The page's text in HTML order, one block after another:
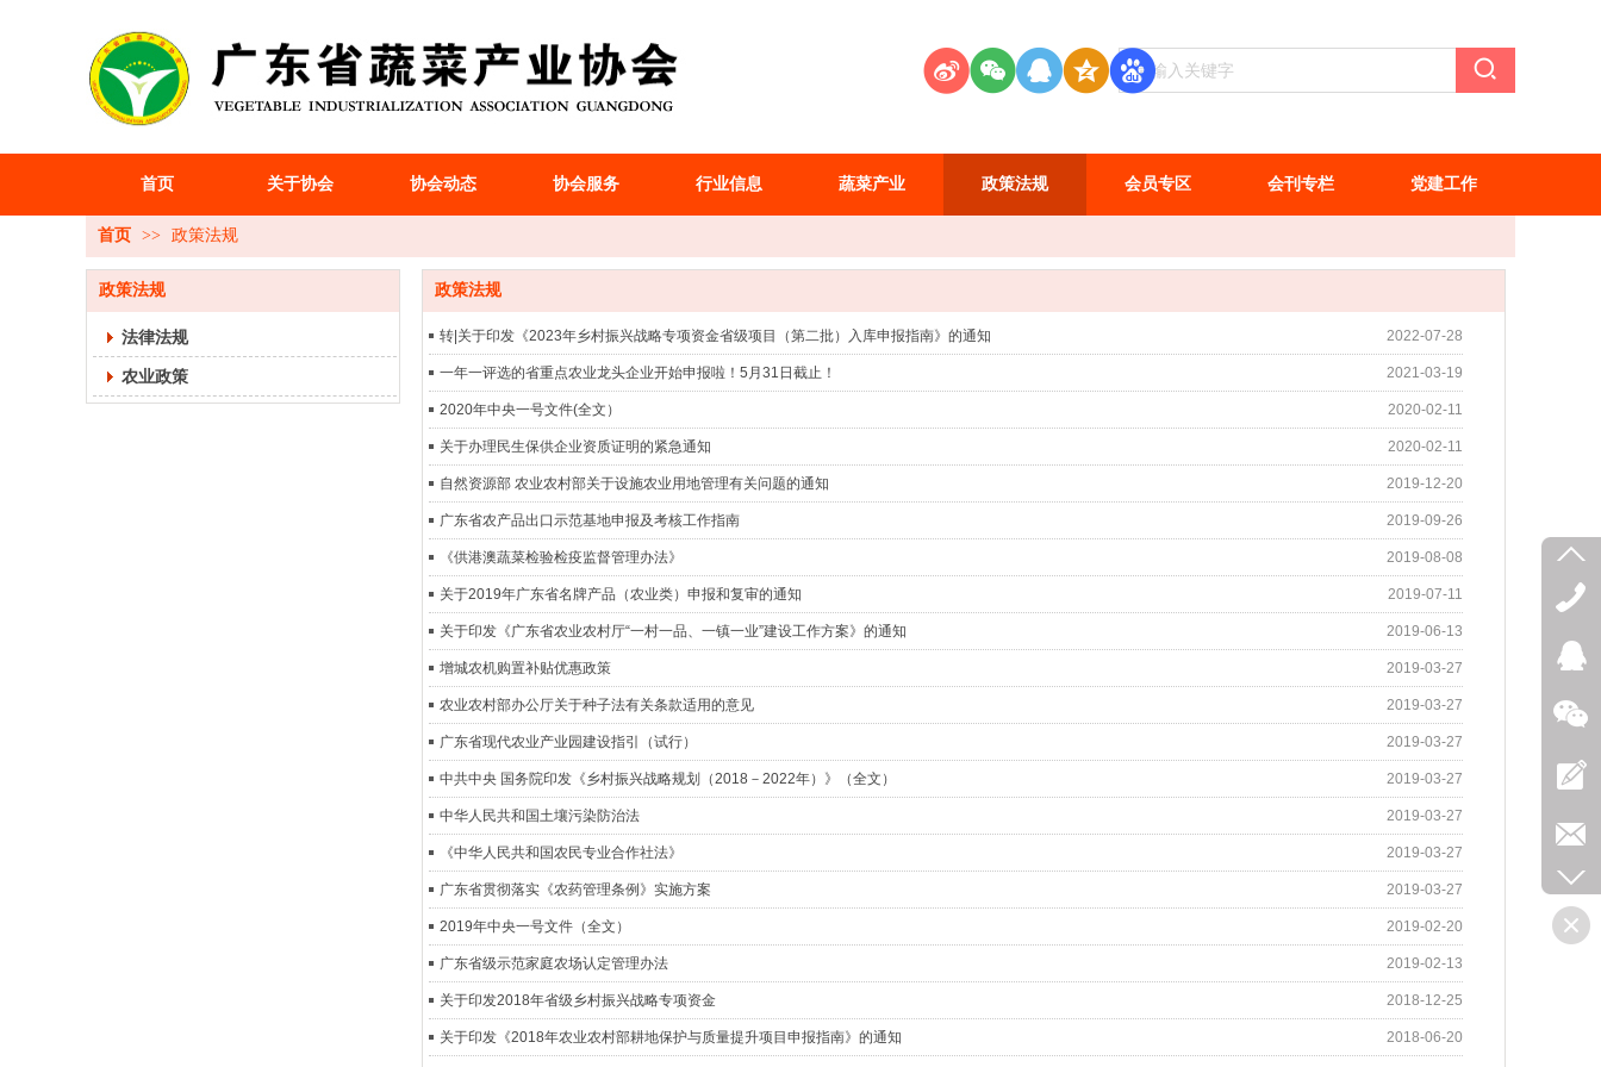
首页 关于协会 协会动态 协会服务 行业信息 蔬菜产业 政策法规 会员专区 会刊专栏 党建工作
首页 >> 政策法规
政策法规
法律法规
农业政策
政策法规
转|关于印发《2023年乡村振兴战略专项资金省级项目（第二批）入库申报指南》的通知 2022-07-28
一年一评选的省重点农业龙头企业开始申报啦！5月31日截止！ 2021-03-19
2020年中央一号文件(全文） 2020-02-11
关于办理民生保供企业资质证明的紧急通知 2020-02-11
自然资源部 农业农村部关于设施农业用地管理有关问题的通知 2019-12-20
广东省农产品出口示范基地申报及考核工作指南 2019-09-26
《供港澳蔬菜检验检疫监督管理办法》 2019-08-08
关于2019年广东省名牌产品（农业类）申报和复审的通知 2019-07-11
关于印发《广东省农业农村厅“一村一品、一镇一业”建设工作方案》的通知 2019-06-13
增城农机购置补贴优惠政策 2019-03-27
农业农村部办公厅关于种子法有关条款适用的意见 2019-03-27
广东省现代农业产业园建设指引（试行） 2019-03-27
中共中央 国务院印发《乡村振兴战略规划（2018－2022年）》（全文） 2019-03-27
中华人民共和国土壤污染防治法 2019-03-27
《中华人民共和国农民专业合作社法》 2019-03-27
广东省贯彻落实《农药管理条例》实施方案 2019-03-27
2019年中央一号文件（全文） 2019-02-20
广东省级示范家庭农场认定管理办法 2019-02-13
关于印发2018年省级乡村振兴战略专项资金 2018-12-25
关于印发《2018年农业农村部耕地保护与质量提升项目申报指南》的通知 2018-06-20